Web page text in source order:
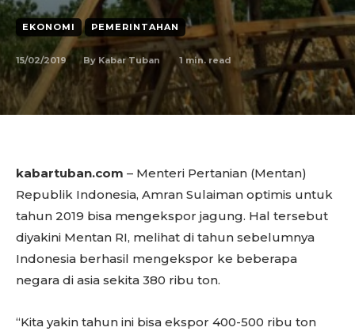
EKONOMI PEMERINTAHAN
15/02/2019 By Kabar Tuban 1 min. read
kabartuban.com – Menteri Pertanian (Mentan)
Republik Indonesia, Amran Sulaiman optimis untuk
tahun 2019 bisa mengekspor jagung. Hal tersebut
diyakini Mentan RI, melihat di tahun sebelumnya
Indonesia berhasil mengekspor ke beberapa
negara di asia sekita 380 ribu ton.
“Kita yakin tahun ini bisa ekspor 400-500 ribu ton